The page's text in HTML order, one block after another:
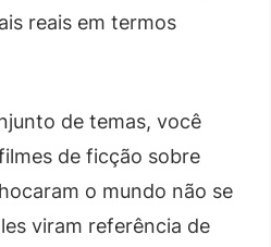
reais em termos
de temas, você
de ficção sobre
o mundo não se
viram referência de